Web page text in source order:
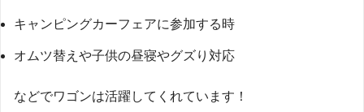
キャンピングカーフェアに参加する時
オムツ替えや子供の昼寝やグズり対応
などでワゴンは活躍してくれています！